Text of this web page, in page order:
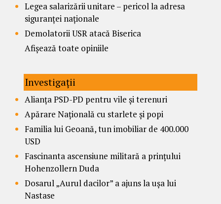
Legea salarizării unitare – pericol la adresa
siguranței naționale
Demolatorii USR atacă Biserica
Afișează toate opiniile
Investigații
Alianța PSD-PD pentru vile și terenuri
Apărare Națională cu starlete și popi
Familia lui Geoană, tun imobiliar de 400.000
USD
Fascinanta ascensiune militară a prințului
Hohenzollern Duda
Dosarul „Aurul dacilor” a ajuns la ușa lui
Nastase